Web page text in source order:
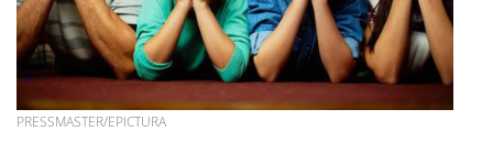
PRESSMASTER/EPICTURA